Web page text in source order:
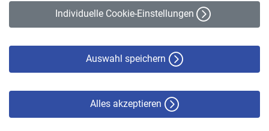
Individuelle Cookie-Einstellungen
Auswahl speichern
Alles akzeptieren
Erklärung zur Barrierefreiheit
© VBL 2026